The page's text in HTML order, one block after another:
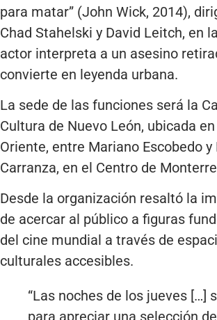
para matar” (John Wick, 2014),
Chad Stahelski y David Leitch, en
actor interpreta a un asesino
convierte en leyenda urbana.
La sede de las funciones será la
Cultura de Nuevo León, ubicada
Oriente, entre Mariano Escobedo y
Carranza, en el Centro de
Desde la organización resaltó la
de acercar al público a figuras
del cine mundial a través de
culturales accesibles.
“Las noches de los jueves […]